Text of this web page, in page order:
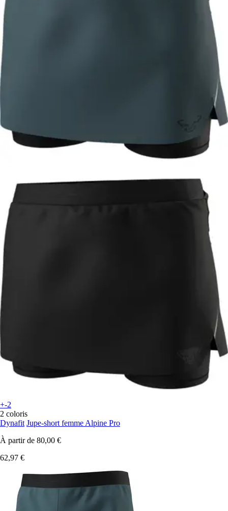
+-2
2 coloris
Dynafit Jupe-short femme Alpine Pro
À partir de 80,00 €
62,97 €